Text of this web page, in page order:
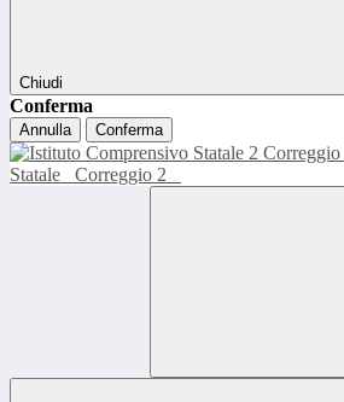
Chiudi
Conferma
Annulla Conferma
Statale
Correggio 2